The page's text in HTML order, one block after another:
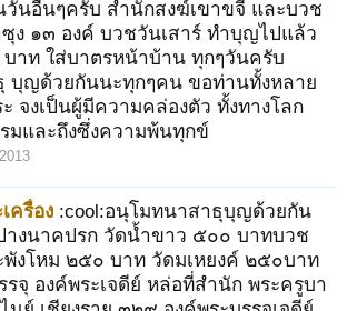
วันอื่นๆครับ สำนักสงฆ์เขาขจี และบวช
ง ๑๓ องค์ บวชวันเสาร์ ทำบุญไปแล้ว
าท ใส่บาตรหน้าบ้าน ทุกๆวันครับ
บุญด้วยกันนะทุกๆคน ขอท่านทั้งหลาย
จงเป็นผู้มีความคล่องตัว ทั้งทางโลก
มและถึงซึ่งความพ้นทุกข์
ครื่อง :cool:อนุโมทนาสาธุบุญด้วยกัน
างนาคปรก วัดน้ำขาว ๕๐๐ บาทบวช
พังโหม ๒๕๐ บาท วัดมเหยงค์ ๒๕๐บาท
รจุ องค์พระเจดีย์ หล่อที่สำนัก พระครูบา